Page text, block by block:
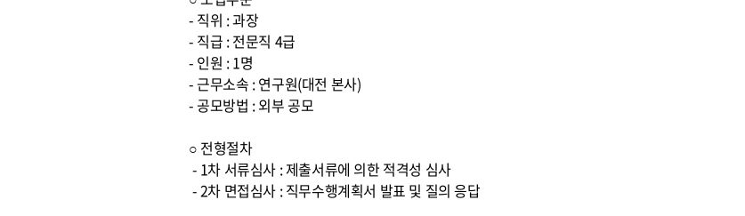
- 직위 : 과장
- 직급 : 전문직 4급
- 인원 : 1명
- 근무소속 : 연구원(대전 본사)
- 공모방법 : 외부 공모
○ 전형절차
- 1차 서류심사 : 제출서류에 의한 적격성 심사
- 2차 면접심사 : 직무수행계획서 발표 및 질의 응답